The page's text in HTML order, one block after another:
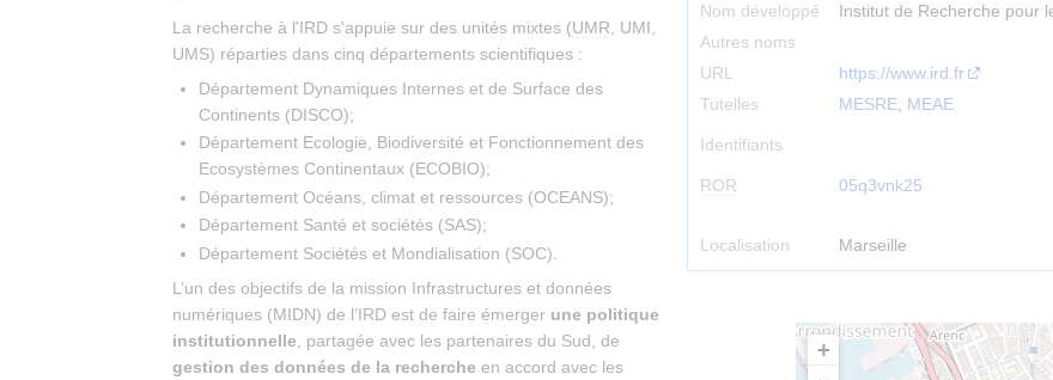
Nom développé
Institut de Recherche pour
Autres noms
URL
https://www.ird.fr
Tutelles
MESRE MEAE
Identifiants
ROR 05q3vnk25
Localisation Marseille
+
La recherche à l'IRD s'appuie sur des unités mixtes (UMR , UMI,
UMS) réparties dans cinq départements scientifiques :
Département Dynamiques Internes et de Surface des
Continents (DISCO);
Département Ecologie, Biodiversité et Fonctionnement des
Ecosystèmes Continentaux (ECOBIO);
Département Océans, climat et ressources (OCEANS);
Département Santé et sociétés (SAS);
Département Sociétés et Mondialisation (SOC).
L’un des objectifs de la mission Infrastructures et données
numériques (MIDN) de l’IRD est de faire émerger une politique
institutionnelle , partagée avec les partenaires du Sud, de
gestion des données de la recherche en accord avec les